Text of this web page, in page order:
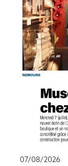
07/08/2026